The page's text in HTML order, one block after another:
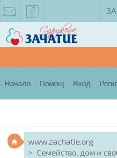
facebook
Начало Помощ Вход
www.zachatie.org
Семейство, дом и